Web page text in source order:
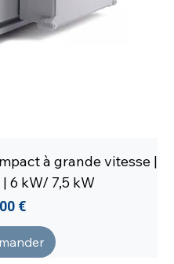
à grande vitesse |
6 kW/ 7,5 kW
€